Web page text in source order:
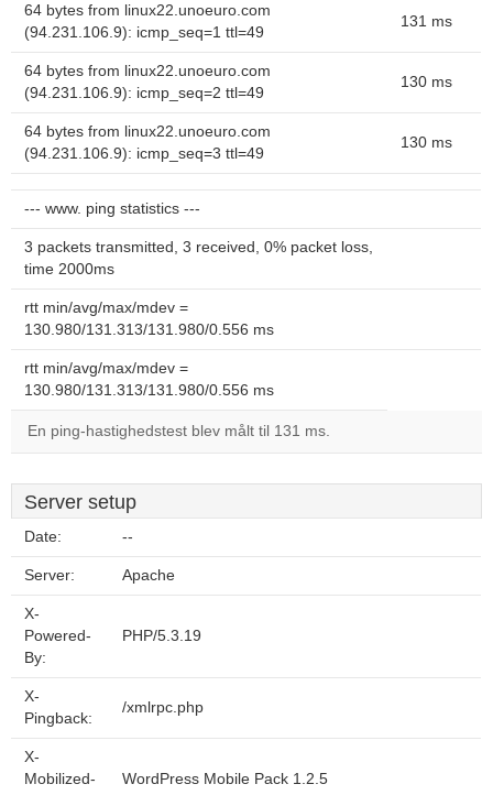
64 bytes from linux22.unoeuro.com
(94.231.106.9): icmp_seq=1 ttl=49
131 ms
64 bytes from linux22.unoeuro.com
(94.231.106.9): icmp_seq=2 ttl=49
130 ms
64 bytes from linux22.unoeuro.com
(94.231.106.9): icmp_seq=3 ttl=49
130 ms
--- www. ping statistics ---
3 packets transmitted, 3 received, 0% packet loss,
time 2000ms
rtt min/avg/max/mdev =
130.980/131.313/131.980/0.556 ms
rtt min/avg/max/mdev =
130.980/131.313/131.980/0.556 ms
En ping-hastighedstest blev målt til 131 ms.
Server setup
Date: --
Server: Apache
X-
Powered-
By:
PHP/5.3.19
X-
Pingback:
/xmlrpc.php
X-
Mobilized-
WordPress Mobile Pack 1.2.5